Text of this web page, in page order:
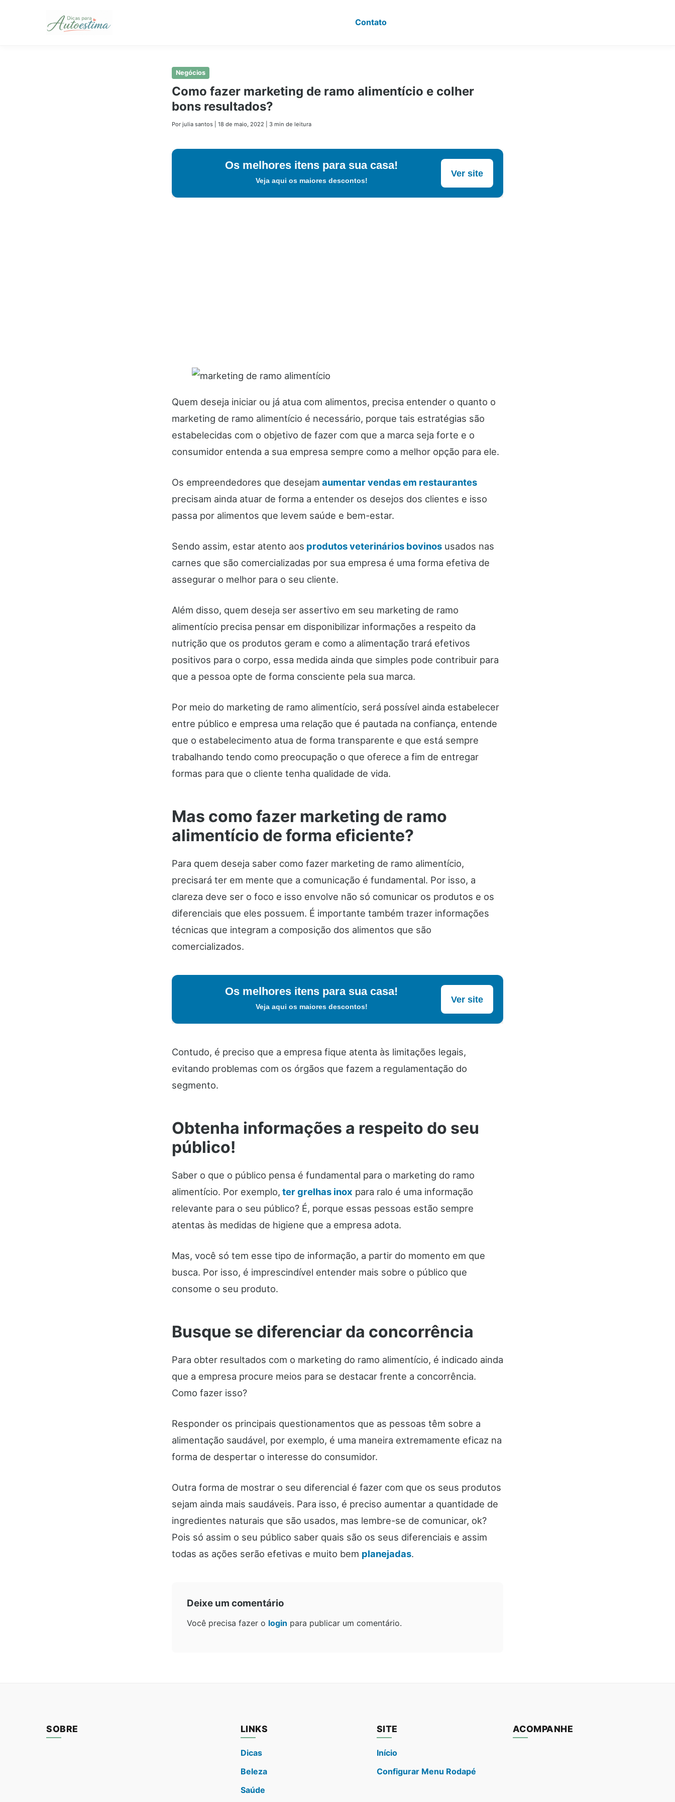
Contato
Negócios
Como fazer marketing de ramo alimentício e colher
bons resultados?
Por julia santos 18 de maio, 2022 3 min de leitura
Os melhores itens para sua casa!
Veja aqui os maiores descontos!
Ver site
Quem deseja iniciar ou já atua com alimentos, precisa entender o quanto o
marketing de ramo alimentício é necessário, porque tais estratégias são
estabelecidas com o objetivo de fazer com que a marca seja forte e o
consumidor entenda a sua empresa sempre como a melhor opção para ele.
Os empreendedores que desejam aumentar vendas em restaurantes
precisam ainda atuar de forma a entender os desejos dos clientes e isso
passa por alimentos que levem saúde e bem-estar.
Sendo assim, estar atento aos produtos veterinários bovinos usados nas
carnes que são comercializadas por sua empresa é uma forma efetiva de
assegurar o melhor para o seu cliente.
Além disso, quem deseja ser assertivo em seu marketing de ramo
alimentício precisa pensar em disponibilizar informações a respeito da
nutrição que os produtos geram e como a alimentação trará efetivos
positivos para o corpo, essa medida ainda que simples pode contribuir para
que a pessoa opte de forma consciente pela sua marca.
Por meio do marketing de ramo alimentício, será possível ainda estabelecer
entre público e empresa uma relação que é pautada na confiança, entende
que o estabelecimento atua de forma transparente e que está sempre
trabalhando tendo como preocupação o que oferece a fim de entregar
formas para que o cliente tenha qualidade de vida.
Mas como fazer marketing de ramo
alimentício de forma eficiente?
Para quem deseja saber como fazer marketing de ramo alimentício,
precisará ter em mente que a comunicação é fundamental. Por isso, a
clareza deve ser o foco e isso envolve não só comunicar os produtos e os
diferenciais que eles possuem. É importante também trazer informações
técnicas que integram a composição dos alimentos que são
comercializados.
Os melhores itens para sua casa!
Veja aqui os maiores descontos!
Ver site
Contudo, é preciso que a empresa fique atenta às limitações legais,
evitando problemas com os órgãos que fazem a regulamentação do
segmento.
Obtenha informações a respeito do seu
público!
Saber o que o público pensa é fundamental para o marketing do ramo
alimentício. Por exemplo, ter grelhas inox para ralo é uma informação
relevante para o seu público? É, porque essas pessoas estão sempre
atentas às medidas de higiene que a empresa adota.
Mas, você só tem esse tipo de informação, a partir do momento em que
busca. Por isso, é imprescindível entender mais sobre o público que
consome o seu produto.
Busque se diferenciar da concorrência
Para obter resultados com o marketing do ramo alimentício, é indicado ainda
que a empresa procure meios para se destacar frente a concorrência.
Como fazer isso?
Responder os principais questionamentos que as pessoas têm sobre a
alimentação saudável, por exemplo, é uma maneira extremamente eficaz na
forma de despertar o interesse do consumidor.
Outra forma de mostrar o seu diferencial é fazer com que os seus produtos
sejam ainda mais saudáveis. Para isso, é preciso aumentar a quantidade de
ingredientes naturais que são usados, mas lembre-se de comunicar, ok?
Pois só assim o seu público saber quais são os seus diferenciais e assim
todas as ações serão efetivas e muito bem planejadas.
Deixe um comentário
Você precisa fazer o login para publicar um comentário.
SOBRE LINKS
Dicas
Beleza
Saúde
SITE
Início
Configurar Menu Rodapé
ACOMPANHE